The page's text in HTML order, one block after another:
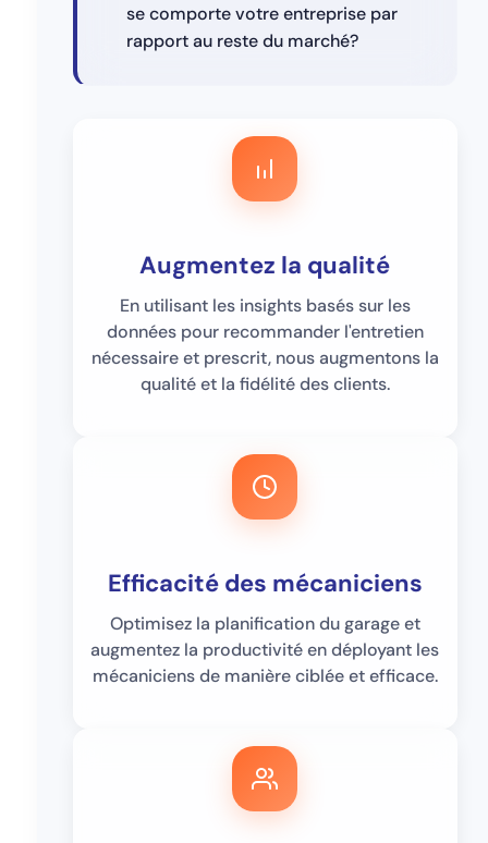
se comporte votre entreprise par
rapport au reste du marché?
Augmentez la qualité
En utilisant les insights basés sur les
données pour recommander l'entretien
nécessaire et prescrit, nous augmentons la
qualité et la fidélité des clients.
Efficacité des mécaniciens
Optimisez la planification du garage et
augmentez la productivité en déployant les
mécaniciens de manière ciblée et efficace.